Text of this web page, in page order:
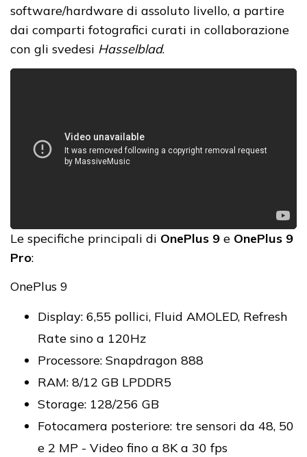
software/hardware di assoluto livello, a partire
dai comparti fotografici curati in collaborazione
con gli svedesi Hasselblad.
Le specifiche principali di OnePlus 9 e OnePlus 9
Pro:
OnePlus 9
Display: 6,55 pollici, Fluid AMOLED, Refresh
Rate sino a 120Hz
Processore: Snapdragon 888
RAM: 8/12 GB LPDDR5
Storage: 128/256 GB
Fotocamera posteriore: tre sensori da 48, 50
e 2 MP - Video fino a 8K a 30 fps